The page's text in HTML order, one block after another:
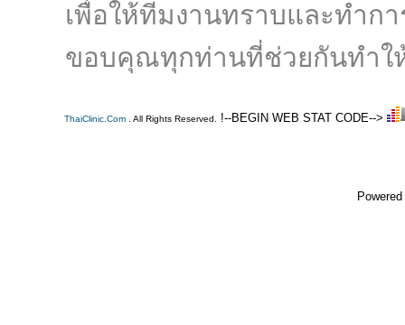
เพื่อให้ทีมงานทราบและทำก
ขอบคุณทุกท่านที่ช่วยกันทำใ
ThaiClinic.Com . All Rights Reserved. !--BEGIN WEB STAT CODE-->